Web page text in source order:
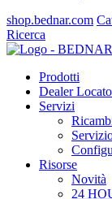
shop.bednar.com
Ricerca
Prodotti
Dealer
Servizi
Risorse
Novità
24